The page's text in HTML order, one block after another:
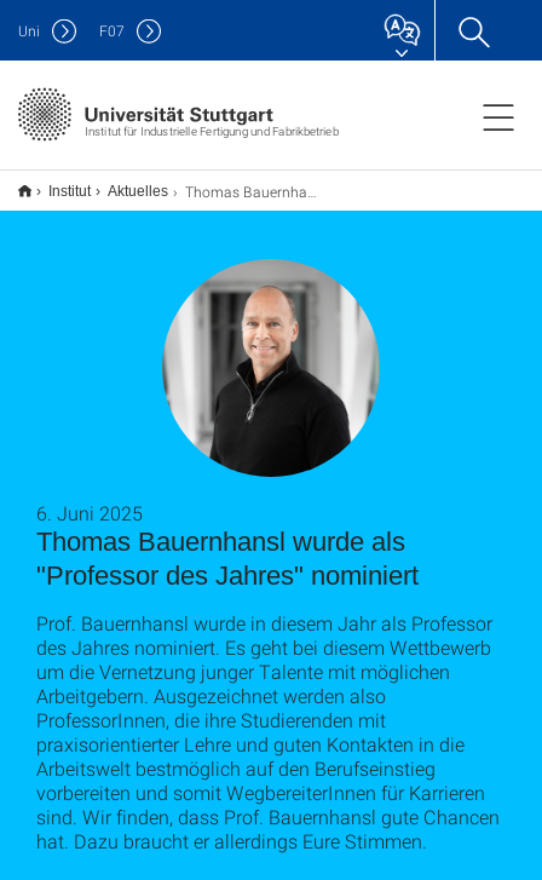
Institut für Industrielle Fertigung und Fabrikbetrieb
Uni F07
Institut Aktuelles Thomas Bauernhansl wurde als "Professor des Jahres" nominiert
Thomas Bauernhansl wurde als
"Professor des Jahres" nominiert
6. Juni 2025
Prof. Bauernhansl wurde in diesem Jahr als Professor
des Jahres nominiert. Es geht bei diesem Wettbewerb
um die Vernetzung junger Talente mit möglichen
Arbeitgebern. Ausgezeichnet werden also
ProfessorInnen, die ihre Studierenden mit
praxisorientierter Lehre und guten Kontakten in die
Arbeitswelt bestmöglich auf den Berufseinstieg
vorbereiten und somit WegbereiterInnen für Karrieren
sind. Wir finden, dass Prof. Bauernhansl gute Chancen
hat. Dazu braucht er allerdings Eure Stimmen.